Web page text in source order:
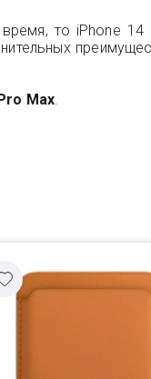
то iPhone
Max.